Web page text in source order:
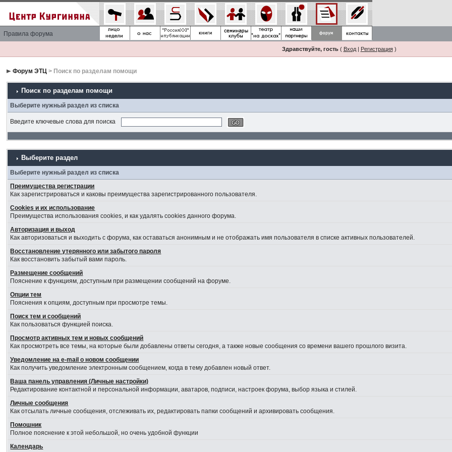
Правила форума
Здравствуйте, гость( Вход| Регистрация)
Форум ЭТЦ > Поиск по разделам помощи
Поиск по разделам помощи
Выберите нужный раздел из списка
Введите ключевые слова для поиска
Выберите раздел
Выберите нужный раздел из списка
Преимущества регистрации
Как зарегистрироваться и каковы преимущества зарегистрированного пользователя.
Cookies и их использование
Преимущества использования cookies, и как удалять cookies данного форума.
Авторизация и выход
Как авторизоваться и выходить с форума, как оставаться анонимным и не отображать имя пользователя в списке активных пользователей.
Восстановление утерянного или забытого пароля
Как восстановить забытый вами пароль.
Размещение сообщений
Пояснение к функциям, доступным при размещении сообщений на форуме.
Опции тем
Пояснения к опциям, доступным при просмотре темы.
Поиск тем и сообщений
Как пользоваться функцией поиска.
Просмотр активных тем и новых сообщений
Как просмотреть все темы, на которые были добавлены ответы сегодня, а также новые сообщения со времени вашего прошлого визита.
Уведомление на е-mail о новом сообщении
Как получить уведомление электронным сообщением, когда в тему добавлен новый ответ.
Ваша панель управления (Личные настройки)
Редактирование контактной и персональной информации, аватаров, подписи, настроек форума, выбор языка и стилей.
Личные сообщения
Как отсылать личные сообщения, отслеживать их, редактировать папки сообщений и архивировать сообщения.
Помошник
Полное пояснение к этой небольшой, но очень удобной функции
Календарь